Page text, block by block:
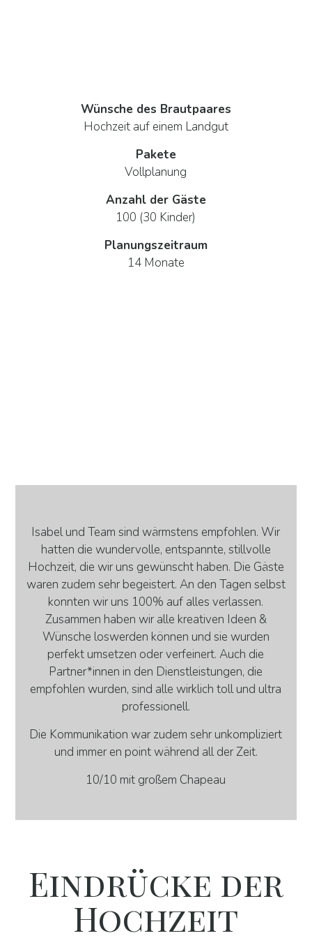
Wünsche des Brautpaares
Hochzeit auf einem Landgut
Pakete
Vollplanung
Anzahl der Gäste
100 (30 Kinder)
Planungszeitraum
14 Monate
Isabel und Team sind wärmstens empfohlen. Wir
hatten die wundervolle, entspannte, stillvolle
Hochzeit, die wir uns gewünscht haben. Die Gäste
waren zudem sehr begeistert. An den Tagen selbst
konnten wir uns 100% auf alles verlassen.
Zusammen haben wir alle kreativen Ideen &
Wünsche loswerden können und sie wurden
perfekt umsetzen oder verfeinert. Auch die
Partner*innen in den Dienstleistungen, die
empfohlen wurden, sind alle wirklich toll und ultra
professionell.
Die Kommunikation war zudem sehr unkompliziert
und immer en point während all der Zeit.
10/10 mit großem Chapeau
Eindrücke der
Hochzeit